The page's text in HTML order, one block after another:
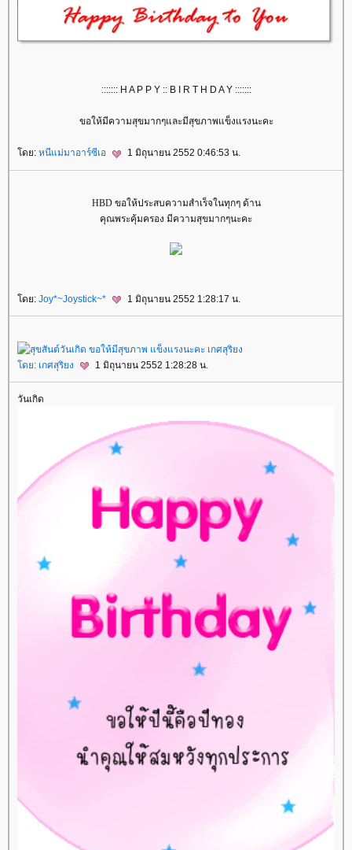
::::::: H A P P Y :: B I R T H D A Y :::::::
ขอให้มีความสุขมากๆและมีสุขภาพแข็งแรงนะคะ
โดย: หนีแม่มาอาร์ซีเอ 1 มิถุนายน 2552 0:46:53 น.
HBD ขอให้ประสบความสำเร็จในทุกๆ ด้าน
คุณพระคุ้มครอง มีความสุขมากๆนะคะ
โดย: Joy*~Joystick~* 1 มิถุนายน 2552 1:28:17 น.
โดย: เกศสุริยง 1 มิถุนายน 2552 1:28:28 น.
วันเกิด